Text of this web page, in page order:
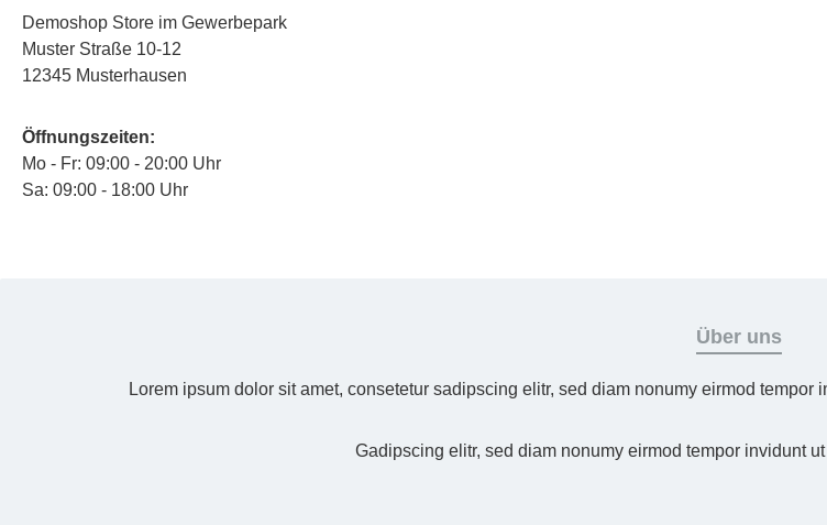
Demoshop Store im Gewerbepark
Muster Straße 10-12
12345 Musterhausen
Öffnungszeiten:
Mo - Fr: 09:00 - 20:00 Uhr
Sa: 09:00 - 18:00 Uhr
Über uns
Lorem ipsum dolor sit amet, consetetur sadipscing elitr, sed diam nonumy eirmod
Gadipscing elitr, sed diam nonumy eirmod tempor invidunt